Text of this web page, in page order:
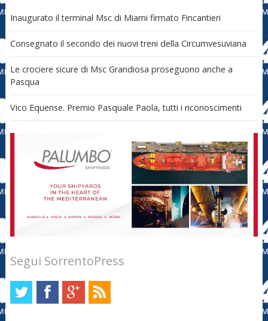
Inaugurato il terminal Msc di Miami firmato Fincantieri
Consegnato il secondo dei nuovi treni della Circumvesuviana
Le crociere sicure di Msc Grandiosa proseguono anche a
Pasqua
Vico Equense. Premio Pasquale Paola, tutti i riconoscimenti
Segui SorrentoPress